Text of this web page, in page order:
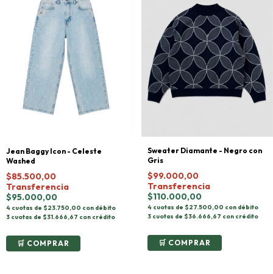
Jean Baggy Icon - Celeste
Washed
$85.500,00
Transferencia
$95.000,00
4 cuotas de $23.750,00 con débito
3 cuotas de $31.666,67 con crédito
COMPRAR
Sweater Diamante - Negro con
Gris
$99.000,00
Transferencia
$110.000,00
4 cuotas de $27.500,00 con débito
3 cuotas de $36.666,67 con crédito
COMPRAR